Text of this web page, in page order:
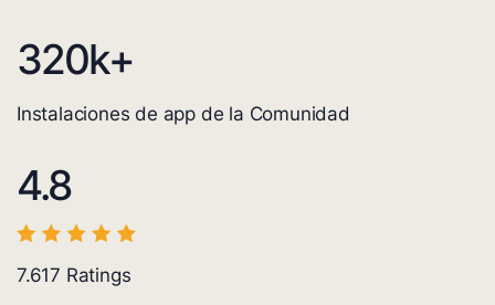
320k+
Instalaciones de app de la Comunidad
4.8
7.617 Ratings